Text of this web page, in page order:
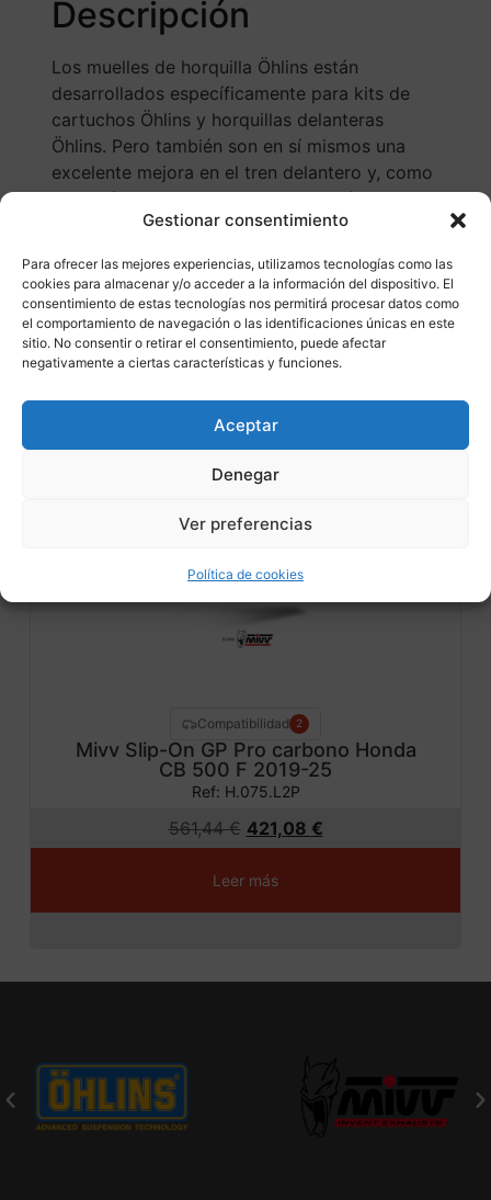
Gestionar consentimiento
Para ofrecer las mejores experiencias, utilizamos tecnologías como las
cookies para almacenar y/o acceder a la información del dispositivo. El
consentimiento de estas tecnologías nos permitirá procesar datos como
el comportamiento de navegación o las identificaciones únicas en este
sitio. No consentir o retirar el consentimiento, puede afectar
negativamente a ciertas características y funciones.
Aceptar
Denegar
Ver preferencias
Política de cookies
Descripción
Los muelles de horquilla Öhlins están
desarrollados específicamente para kits de
cartuchos Öhlins y horquillas delanteras
Öhlins. Pero también son en sí mismos una
excelente mejora en el tren delantero y, como
tal, están disponibles para la mayoría de lo
Otros productos
CONSULTAR DISPONIBILIDAD
Compatibilidad 2
Mivv Slip-On GP Pro carbono Honda
CB 500 F 2019-25
Ref: H.075.L2P
561,44€ 421,08 €
Leer más